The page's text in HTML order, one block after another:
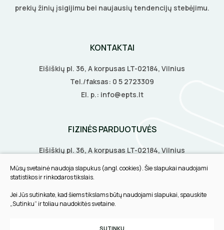
prekių žinių įsigijimu bei naujausių tendencijų stebėjimu.
KONTAKTAI
Eišiškių pl. 36, A korpusas LT-02184, Vilnius
Tel./faksas: 0 5 2723309
El. p.: info@epts.lt
FIZINĖS PARDUOTUVĖS
Eišiškių pl. 36, A korpusas LT-02184, Vilnius
Biruliškių g. 8, LT-52168, Kaunas
Tilžės g. 60, LT-91108, Klaipėda
INFORMACIJA
Mūsų svetainė naudoja slapukus (angl. cookies). Šie slapukai naudojami
statistikos ir rinkodaros tikslais.
Jei Jūs sutinkate, kad šiems tikslams būtų naudojami slapukai, spauskite
„Sutinku“ ir toliau naudokitės svetaine.
SUTINKU